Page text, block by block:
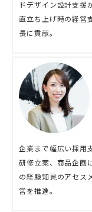
ドデザイン設計支援
直立ち上げ時の経営
長に貢献。
企業まで幅広い採用
研修立案、商品企画
の経験知見のアセス
営を推進。